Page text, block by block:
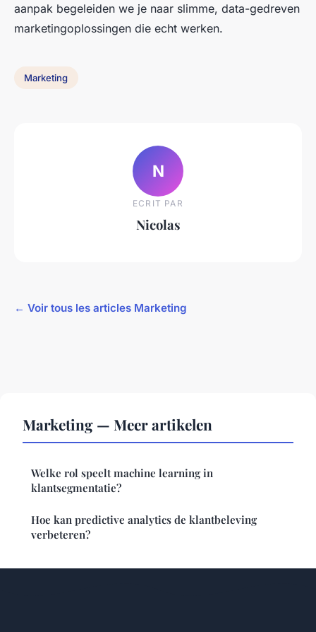
aanpak begeleiden we je naar slimme, data-gedreven
marketingoplossingen die echt werken.
Marketing
N
ECRIT PAR
Nicolas
← Voir tous les articles Marketing
Marketing — Meer artikelen
Welke rol speelt machine learning in
klantsegmentatie?
Hoe kan predictive analytics de klantbeleving
verbeteren?